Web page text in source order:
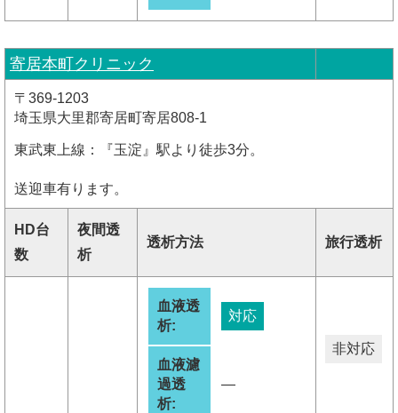
寄居本町クリニック
〒369-1203
埼玉県大里郡寄居町寄居808-1
東武東上線：『玉淀』駅より徒歩3分。
送迎車有ります。
HD台
数
夜間透
析
透析方法 旅行透析
血液透
析:
対応
血液濾
過透
析:
―
非対応